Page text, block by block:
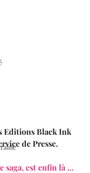
Editions Black Ink
de Presse.
saga, est enfin là …